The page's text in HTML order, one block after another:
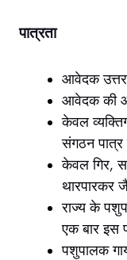
पात्रता
आवेदक उत्तर
आवेदक की
केवल
संगठन पात्र
केवल गिर,
थारपारकर
राज्य के
एक बार इस
पशुपालक